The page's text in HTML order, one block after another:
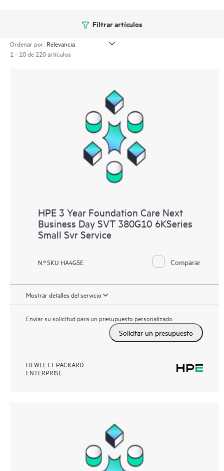
Filtrar artículos
Ordenar por:
1 - 10 de 220 artículos
HPE 3 Year Foundation Care Next
Business Day SVT 380G10 6KSeries
Small Svr Service
N.º SKU HA4G5E Comparar
Mostrar detalles del servicio
Enviar su solicitud para un presupuesto personalizado
Solicitar un presupuesto
HEWLETT PACKARD
ENTERPRISE